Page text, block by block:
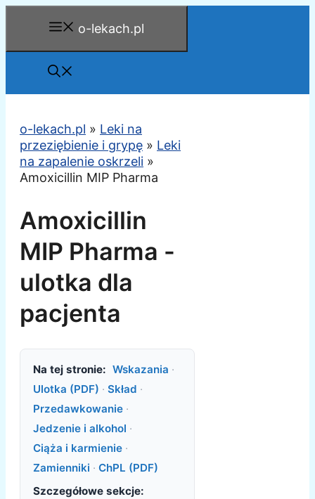
o-lekach.pl
o-lekach.pl » Leki na
przeziębienie i grypę » Leki
na zapalenie oskrzeli »
Amoxicillin MIP Pharma
Amoxicillin
MIP Pharma -
ulotka dla
pacjenta
Na tej stronie: Wskazania ·
Ulotka (PDF) · Skład ·
Przedawkowanie ·
Jedzenie i alkohol ·
Ciąża i karmienie ·
Zamienniki · ChPL (PDF)
Szczegółowe sekcje: